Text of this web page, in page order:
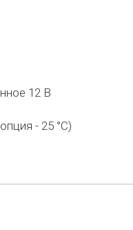
12 В
- 25 °С)